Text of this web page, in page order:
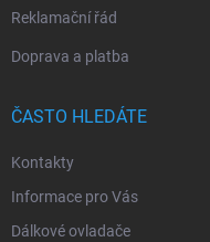
Reklamační řád
Doprava a platba
ČASTO HLEDÁTE
Kontakty
Informace pro Vás
Dálkové ovladače